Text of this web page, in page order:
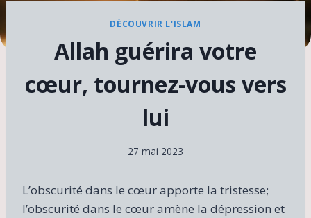
DÉCOUVRIR L'ISLAM
Allah guérira votre
cœur, tournez-vous vers
lui
27 mai 2023
L’obscurité dans le cœur apporte la tristesse;
l’obscurité dans le cœur amène la dépression et